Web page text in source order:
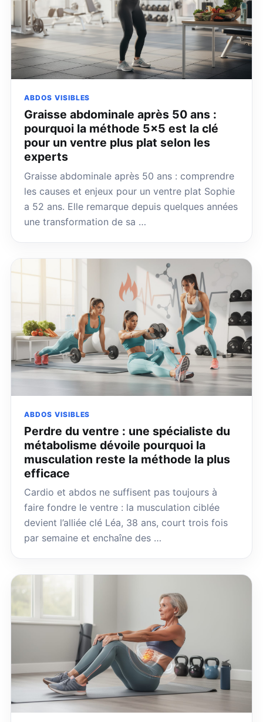
ABDOS VISIBLES
Graisse abdominale après 50 ans :
pourquoi la méthode 5×5 est la clé
pour un ventre plus plat selon les
experts
Graisse abdominale après 50 ans : comprendre
les causes et enjeux pour un ventre plat Sophie
a 52 ans. Elle remarque depuis quelques années
une transformation de sa …
ABDOS VISIBLES
Perdre du ventre : une spécialiste du
métabolisme dévoile pourquoi la
musculation reste la méthode la plus
efficace
Cardio et abdos ne suffisent pas toujours à
faire fondre le ventre : la musculation ciblée
devient l’alliée clé Léa, 38 ans, court trois fois
par semaine et enchaîne des …